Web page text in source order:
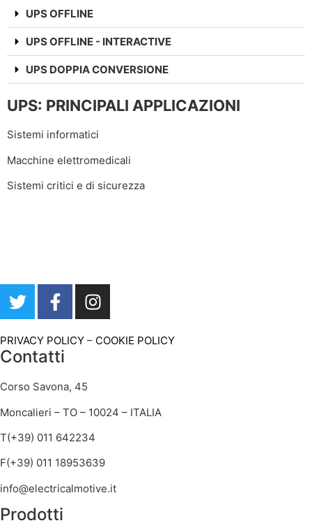
UPS OFFLINE
UPS OFFLINE - INTERACTIVE
UPS DOPPIA CONVERSIONE
UPS: PRINCIPALI APPLICAZIONI
Sistemi informatici
Macchine elettromedicali
Sistemi critici e di sicurezza
PRIVACY POLICY – COOKIE POLICY
Contatti
Corso Savona, 45
Moncalieri – TO – 10024 – ITALIA
T(+39) 011 642234
F(+39) 011 18953639
info@electricalmotive.it
Prodotti